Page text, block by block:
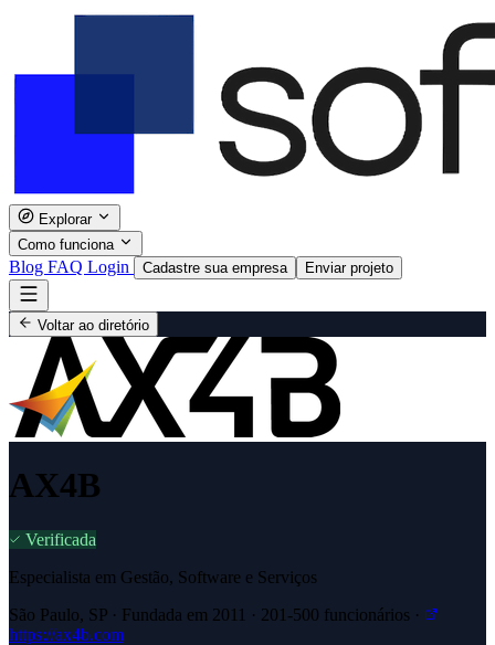
Explorar
Como funciona
Blog FAQ Login Cadastre sua empresa Enviar projeto
Voltar ao diretório
AX4B
Verificada
Especialista em Gestão, Software e Serviços
São Paulo, SP · Fundada em 2011 · 201-500 funcionários ·
https://ax4b.com